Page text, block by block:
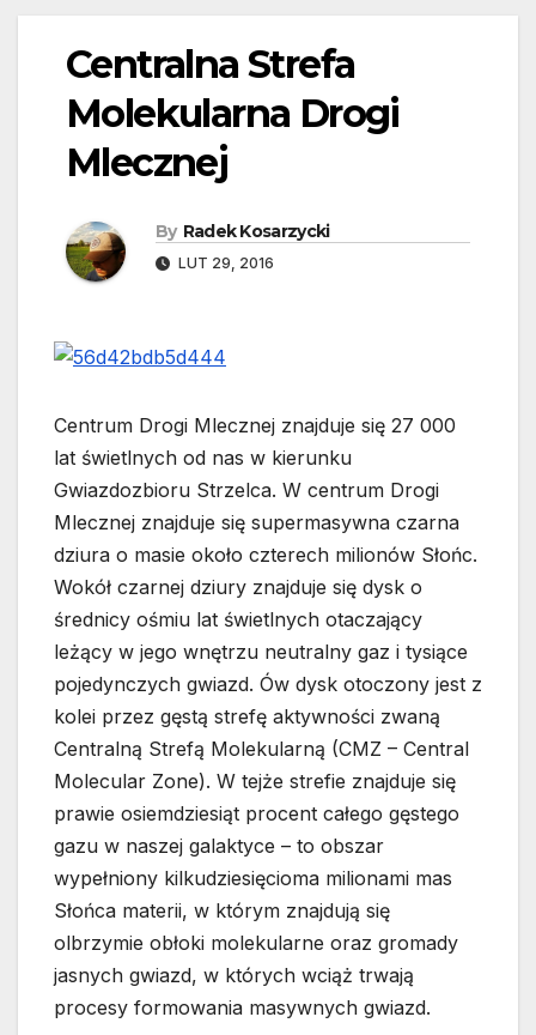
Centralna Strefa
Molekularna Drogi
Mlecznej
By Radek Kosarzycki
LUT 29, 2016
Centrum Drogi Mlecznej znajduje się 27 000
lat świetlnych od nas w kierunku
Gwiazdozbioru Strzelca. W centrum Drogi
Mlecznej znajduje się supermasywna czarna
dziura o masie około czterech milionów Słońc.
Wokół czarnej dziury znajduje się dysk o
średnicy ośmiu lat świetlnych otaczający
leżący w jego wnętrzu neutralny gaz i tysiące
pojedynczych gwiazd. Ów dysk otoczony jest z
kolei przez gęstą strefę aktywności zwaną
Centralną Strefą Molekularną (CMZ – Central
Molecular Zone). W tejże strefie znajduje się
prawie osiemdziesiąt procent całego gęstego
gazu w naszej galaktyce – to obszar
wypełniony kilkudziesięcioma milionami mas
Słońca materii, w którym znajdują się
olbrzymie obłoki molekularne oraz gromady
jasnych gwiazd, w których wciąż trwają
procesy formowania masywnych gwiazd.